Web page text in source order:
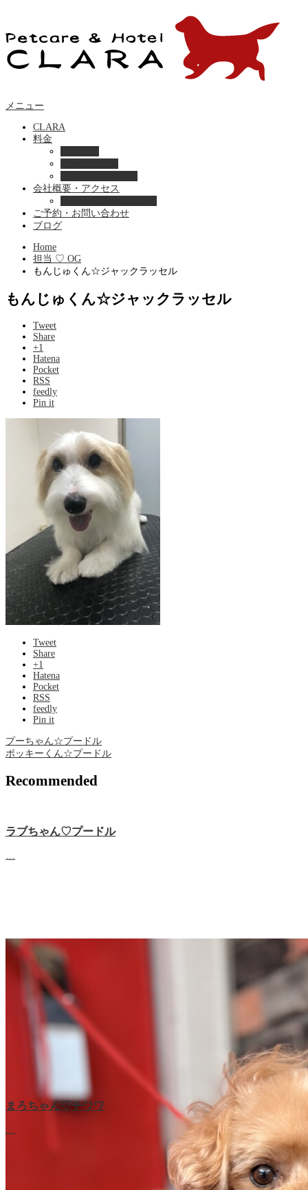
メニュー
CLARA
料金
会社概要・アクセス
ご予約・お問い合わせ
ブログ
Home
担当 ♡ OG
もんじゅくん☆ジャックラッセル
もんじゅくん☆ジャックラッセル
Tweet
Share
+1
Hatena
Pocket
RSS
feedly
Pin it
Tweet
Share
+1
Hatena
Pocket
RSS
feedly
Pin it
プーちゃん☆プードル
ポッキーくん☆プードル
Recommended
ラブちゃん♡プードル
まろちゃん♡チワワ